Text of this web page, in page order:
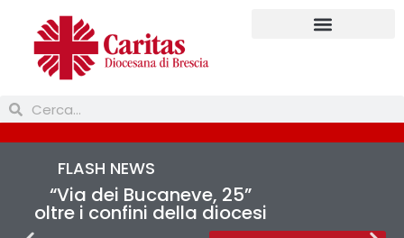
FLASH NEWS
“Via dei Bucaneve, 25”
oltre i confini della diocesi